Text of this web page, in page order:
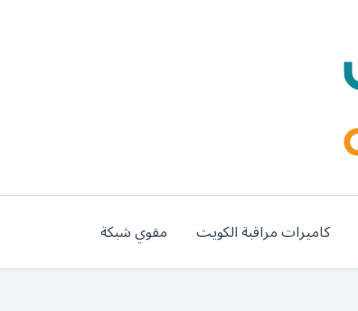
كاميرات مراقبة الكويت مقوي شبكة